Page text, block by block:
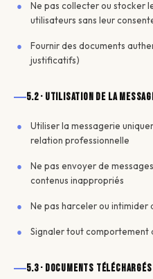
Ne pas collecter ou stocker
utilisateurs sans leur
Fournir des documents
justificatifs)
5.2 · Utilisation de la
Utiliser la messagerie
relation professionnelle
Ne pas envoyer de
contenus inappropriés
Ne pas harceler ou intimider
Signaler tout comportement
5.3 · Documents téléchargés